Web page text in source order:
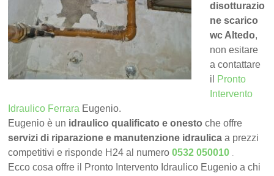
disotturazio
ne scarico
wc Altedo,
non esitare
a contattare
il Pronto
Intervento
Idraulico Ferrara Eugenio.
Eugenio è un idraulico qualificato e onesto che offre
servizi di riparazione e manutenzione idraulica a prezzi
competitivi e risponde H24 al numero0532 050010 .
Ecco cosa offre il Pronto Intervento Idraulico Eugenio a chi